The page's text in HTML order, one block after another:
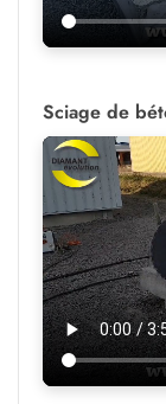
Sciage de